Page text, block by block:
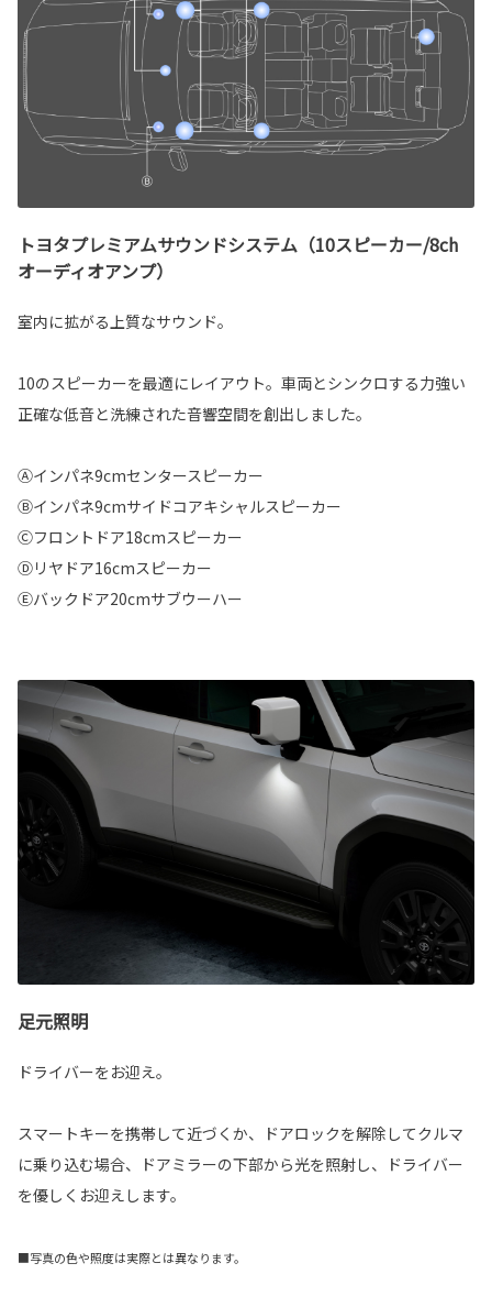
トヨタプレミアムサウンドシステム（10スピーカー/8ch
オーディオアンプ）
室内に拡がる上質なサウンド。
10のスピーカーを最適にレイアウト。車両とシンクロする力強い
正確な低音と洗練された音響空間を創出しました。
Ⓐインパネ9cmセンタースピーカー
Ⓑインパネ9cmサイドコアキシャルスピーカー
Ⓒフロントドア18cmスピーカー
Ⓓリヤドア16cmスピーカー
Ⓔバックドア20cmサブウーハー
足元照明
ドライバーをお迎え。
スマートキーを携帯して近づくか、ドアロックを解除してクルマ
に乗り込む場合、ドアミラーの下部から光を照射し、ドライバー
を優しくお迎えします。
■写真の色や照度は実際とは異なります。